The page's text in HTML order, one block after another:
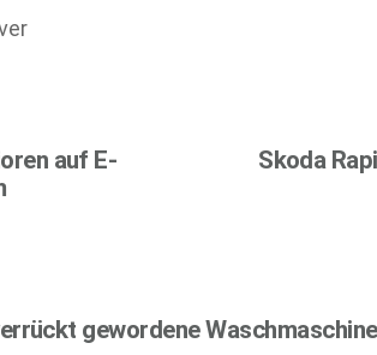
auf E-
Skoda
gewordene